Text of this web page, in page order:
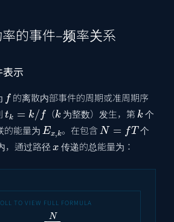
的事件–频率关系
示
的离散内部事件的周期或准周期序
t k=k/f
（
k
为整数）发生，第
k
个
的能量为
E x,k
。在包含
N=fT
个
，通过路径
x
传递的总能量为：
(T)= ∑k =1NEx,k